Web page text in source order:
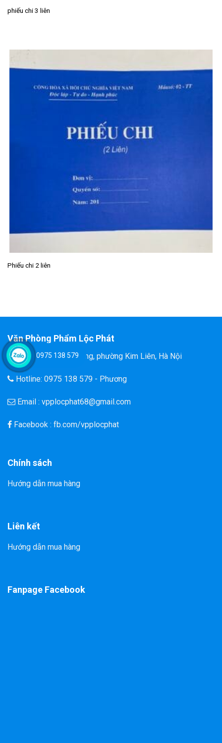
phiếu chi 3 liên
Phiếu chi 2 liên
Văn Phòng Phẩm Lộc Phát
Đ/C: 58 Tôn Thất Tùng, phường Kim Liên, Hà Nội
Hotline: 0975 138 579 - Phương
Email : vpplocphat68@gmail.com
Facebook : fb.com/vpplocphat
Chính sách
Hướng dẫn mua hàng
Liên kết
Hướng dẫn mua hàng
Fanpage Facebook
0975 138 579